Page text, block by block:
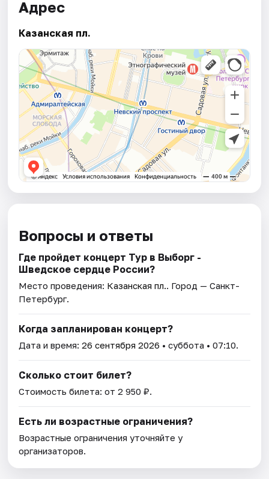
Адрес
Казанская пл.
Вопросы и ответы
Где пройдет концерт Тур в Выборг -
Шведское сердце России?
Место проведения: Казанская пл.. Город — Санкт-
Петербург.
Когда запланирован концерт?
Дата и время:26 сентября 2026 • суббота • 07:10.
Сколько стоит билет?
Стоимость билета: от 2 950 ₽.
Есть ли возрастные ограничения?
Возрастные ограничения уточняйте у
организаторов.